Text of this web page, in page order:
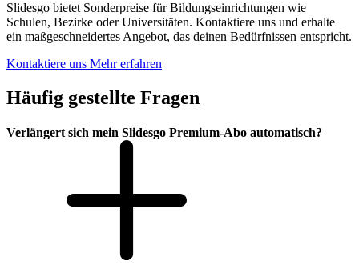
Slidesgo bietet Sonderpreise für Bildungseinrichtungen wie
Schulen, Bezirke oder Universitäten. Kontaktiere uns und erhalte
ein maßgeschneidertes Angebot, das deinen Bedürfnissen entspricht.
Kontaktiere uns Mehr erfahren
Häufig gestellte Fragen
Verlängert sich mein Slidesgo Premium-Abo automatisch?